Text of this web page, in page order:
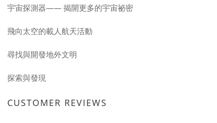
宇宙探測器—— 揭開更多的宇宙祕密
飛向太空的載人航天活動
尋找與開發地外文明
探索與發現
CUSTOMER REVIEWS